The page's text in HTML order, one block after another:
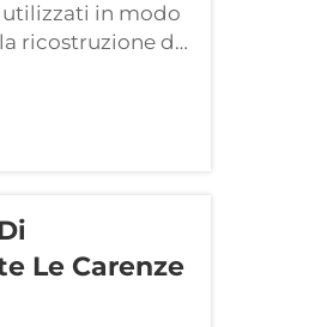
in modo
ricostruzione di
vengono
Le Carenze